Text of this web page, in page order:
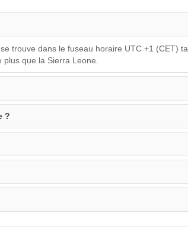
se trouve dans le fuseau horaire UTC +1 (CET)
que la Sierra Leone.
?